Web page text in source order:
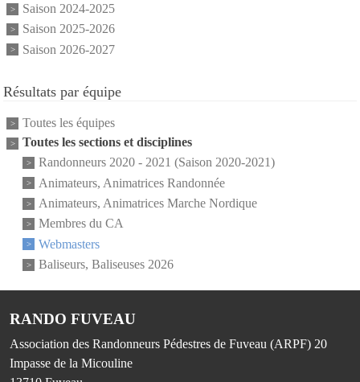
Saison 2024-2025
Saison 2025-2026
Saison 2026-2027
Résultats par équipe
Toutes les équipes
Toutes les sections et disciplines
Randonneurs 2020 - 2021 (Saison 2020-2021)
Animateurs, Animatrices Randonnée
Animateurs, Animatrices Marche Nordique
Membres du CA
Webmasters
Baliseurs, Baliseuses 2026
RANDO FUVEAU
Association des Randonneurs Pédestres de Fuveau (ARPF) 20
Impasse de la Micouline